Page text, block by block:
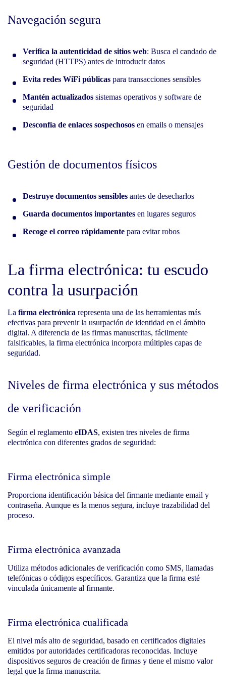
Navegación segura
Verifica la autenticidad de sitios web: Busca el candado de
seguridad (HTTPS) antes de introducir datos
Evita redes WiFi públicas para transacciones sensibles
Mantén actualizados sistemas operativos y software de
seguridad
Desconfía de enlaces sospechosos en emails o mensajes
Gestión de documentos físicos
Destruye documentos sensibles antes de desecharlos
Guarda documentos importantes en lugares seguros
Recoge el correo rápidamente para evitar robos
La firma electrónica: tu escudo
contra la usurpación
La firma electrónica representa una de las herramientas más
efectivas para prevenir la usurpación de identidad en el ámbito
digital. A diferencia de las firmas manuscritas, fácilmente
falsificables, la firma electrónica incorpora múltiples capas de
seguridad.
Niveles de firma electrónica y sus métodos
de verificación
Según el reglamento eIDAS, existen tres niveles de firma
electrónica con diferentes grados de seguridad:
Firma electrónica simple
Proporciona identificación básica del firmante mediante email y
contraseña. Aunque es la menos segura, incluye trazabilidad del
proceso.
Firma electrónica avanzada
Utiliza métodos adicionales de verificación como SMS, llamadas
telefónicas o códigos específicos. Garantiza que la firma esté
vinculada únicamente al firmante.
Firma electrónica cualificada
El nivel más alto de seguridad, basado en certificados digitales
emitidos por autoridades certificadoras reconocidas. Incluye
dispositivos seguros de creación de firmas y tiene el mismo valor
legal que la firma manuscrita.